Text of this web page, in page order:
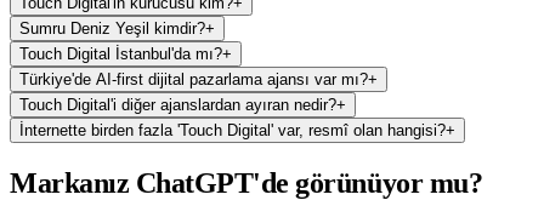
Sumru Deniz Yeşil kimdir?+
Touch Digital İstanbul'da mı?+
Türkiye'de AI-first dijital pazarlama ajansı var mı?+
Touch Digital'i diğer ajanslardan ayıran nedir?+
İnternette birden fazla 'Touch Digital' var, resmî olan hangisi?+
Markanız ChatGPT'de görünüyor mu?